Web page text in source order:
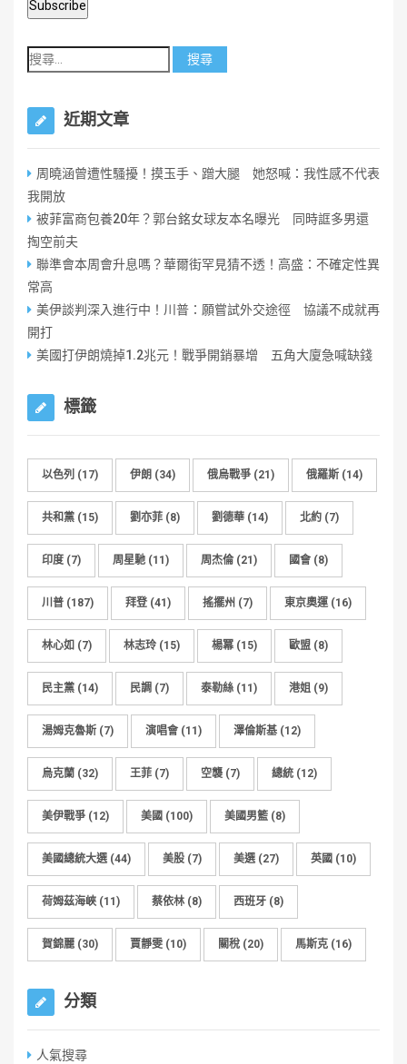
近期文章
周曉涵曾遭性騷擾！摸玉手、蹭大腿 她怒喊：我性感不代表
我開放
被菲富商包養20年？郭台銘女球友本名曝光 同時誆多男還
掏空前夫
聯準會本周會升息嗎？華爾街罕見猜不透！高盛：不確定性異
常高
美伊談判深入進行中！川普：願嘗試外交途徑 協議不成就再
開打
美國打伊朗燒掉1.2兆元！戰爭開銷暴增 五角大廈急喊缺錢
標籤
以色列 (17) 伊朗 (34) 俄烏戰爭 (21) 俄羅斯 (14)
共和黨 (15) 劉亦菲 (8) 劉德華 (14) 北約 (7)
印度 (7) 周星馳 (11) 周杰倫 (21) 國會 (8)
川普 (187) 拜登 (41) 搖擺州 (7) 東京奧運(16)
林心如 (7) 林志玲 (15) 楊冪 (15) 歐盟 (8)
民主黨 (14) 民調 (7) 泰勒絲 (11) 港姐 (9)
湯姆克魯斯 (7) 演唱會 (11) 澤倫斯基 (12)
烏克蘭 (32) 王菲 (7) 空襲 (7) 總統 (12)
美伊戰爭 (12) 美國 (100) 美國男籃 (8)
美國總統大選(44) 美股 (7) 美選(27) 英國 (10)
荷姆茲海峽 (11) 蔡依林 (8) 西班牙 (8)
賀錦麗 (30) 賈靜雯 (10) 關稅 (20) 馬斯克 (16)
分類
人氣搜尋